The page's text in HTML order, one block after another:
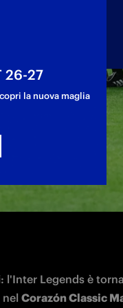
giocata al
l'Inter Legends è
Corazón Classic
26-27
la nuova maglia